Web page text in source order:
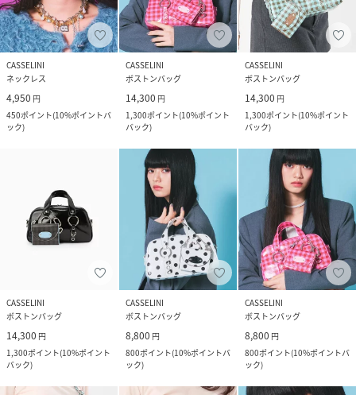
CASSELINI
ネックレス
4,950 円
450ポイント(10%ポイントバ
ック)
CASSELINI
ボストンバッグ
14,300 円
1,300ポイント(10%ポイント
バック)
CASSELINI
ボストンバッグ
14,300 円
1,300ポイント(10%ポイント
バック)
CASSELINI
ボストンバッグ
14,300 円
1,300ポイント(10%ポイント
バック)
CASSELINI
ボストンバッグ
8,800 円
800ポイント(10%ポイントバ
ック)
CASSELINI
ボストンバッグ
8,800 円
800ポイント(10%ポイントバ
ック)